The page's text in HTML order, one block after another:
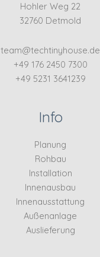
Hohler Weg 22
32760 Detmold
team@techtinyhouse.de
+49 176 2450 7300
+49 5231 3641239
Info
Planung
Rohbau
Installation
Innenausbau
Innenausstattung
Außenanlage
Auslieferung